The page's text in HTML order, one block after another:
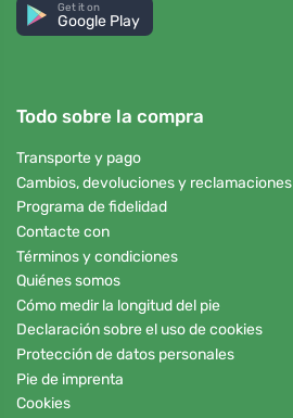
Get it on
Google Play
Todo sobre la compra
Transporte y pago
Cambios, devoluciones y reclamaciones
Programa de fidelidad
Contacte con
Términos y condiciones
Quiénes somos
Cómo medir la longitud del pie
Declaración sobre el uso de cookies
Protección de datos personales
Pie de imprenta
Cookies